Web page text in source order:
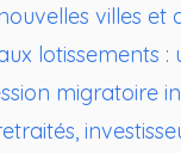
villes
lotissements
migratoire